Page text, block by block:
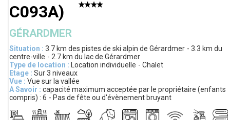
C093A)
GÉRARDMER
Situation : 3.7 km des pistes de ski alpin de Gérardmer 3.3 km du
centre-ville
2.7 km du lac de Gérardmer
Type de location : Location individuelle
Chalet
Etage : Sur 3 niveaux
Vue : Vue sur la vallée
A Savoir : capacité maximum acceptée par le propriétaire (enfants
compris) : 6 Pas de fête ou d'évènement bruyant